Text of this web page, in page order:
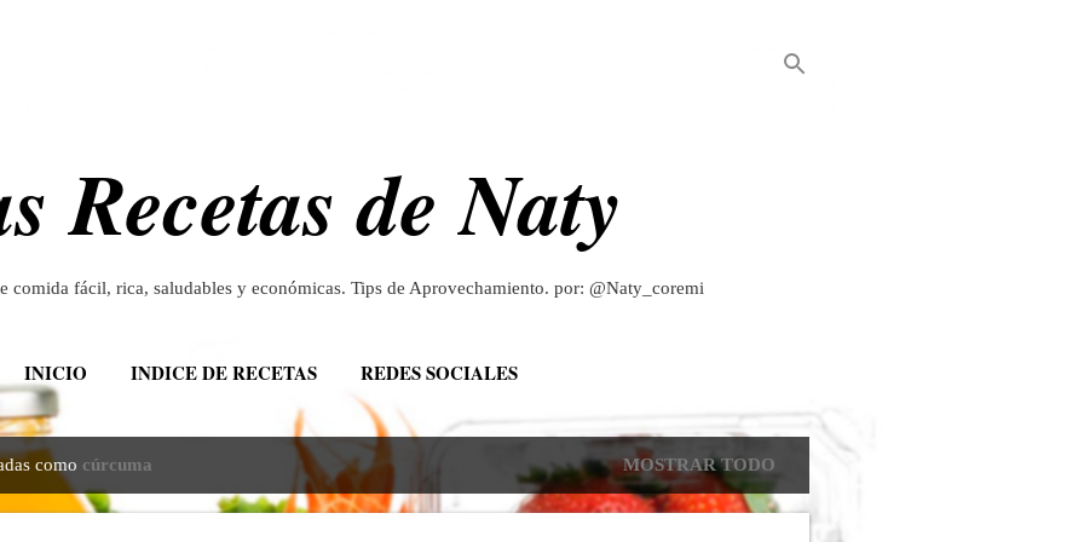
Recetas de Naty
comida fácil, rica, saludables y económicas. Tips de Aprovechamiento. por: @Naty_coremi
INICIO INDICE DE RECETAS REDES SOCIALES
como cúrcuma MOSTRAR TODO